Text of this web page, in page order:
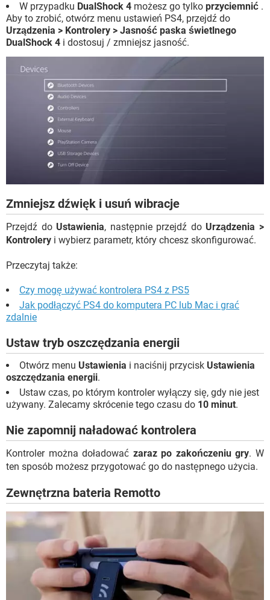
W przypadku DualShock 4 możesz go tylko przyciemnić .
Aby to zrobić, otwórz menu ustawień PS4, przejdź do
Urządzenia > Kontrolery > Jasność paska świetlnego
DualShock 4 i dostosuj / zmniejsz jasność.
Zmniejsz dźwięk i usuń wibracje
Przejdź do Ustawienia, następnie przejdź do Urządzenia >
Kontrolery i wybierz parametr, który chcesz skonfigurować.
Przeczytaj także:
Czy mogę używać kontrolera PS4 z PS5
Jak podłączyć PS4 do komputera PC lub Mac i grać
zdalnie
Ustaw tryb oszczędzania energii
Otwórz menu Ustawienia i naciśnij przycisk Ustawienia
oszczędzania energii.
Ustaw czas, po którym kontroler wyłączy się, gdy nie jest
używany. Zalecamy skrócenie tego czasu do 10 minut.
Nie zapomnij naładować kontrolera
Kontroler można doładować zaraz po zakończeniu gry. W
ten sposób możesz przygotować go do następnego użycia.
Zewnętrzna bateria Remotto